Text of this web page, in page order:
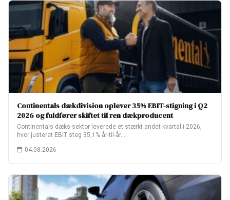
Continentals dækdivision oplever 35% EBIT-stigning i Q2
2026 og fuldfører skiftet til ren dækproducent
Continentals dæks-sektor leverede et stærkt andet kvartal i 2026,
hvor justeret EBIT steg 35,1% år-til-år…
04.08.2026